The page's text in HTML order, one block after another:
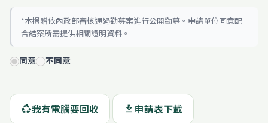
*本捐贈依內政部審核通過勸募案進行公開勸募。申請單位同意配
合結案所需提供相關證明資料。
同意 不同意
recycling我有電腦要回收 download 申請表下載